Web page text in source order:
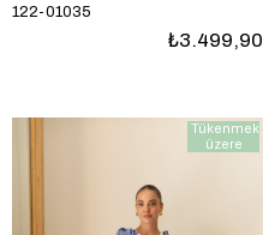
122-01035
₺3.499,90
Tükenmek
üzere